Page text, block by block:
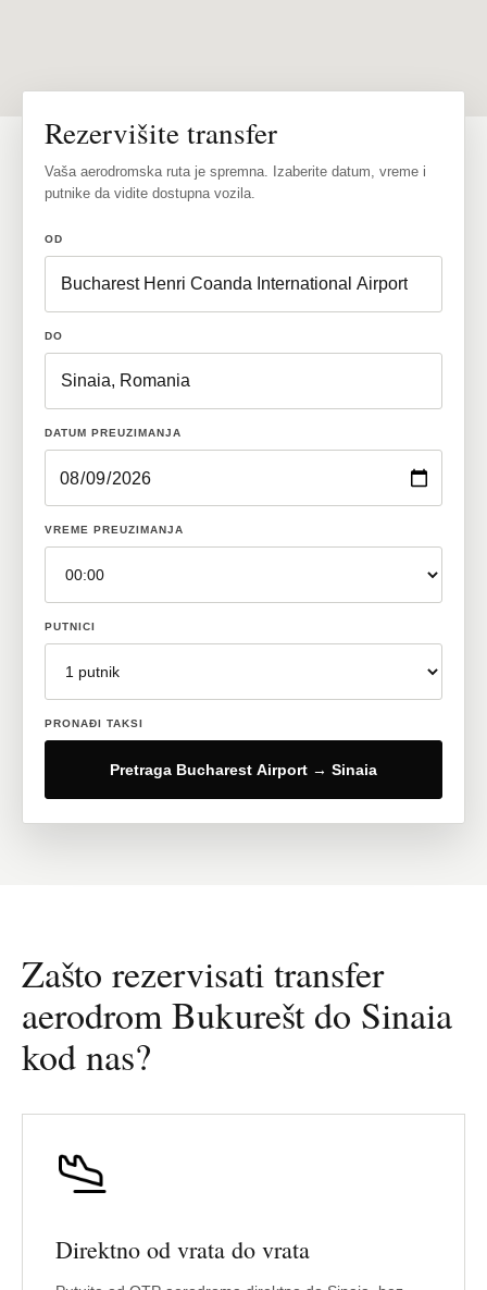
Rezervišite transfer
Vaša aerodromska ruta je spremna. Izaberite datum, vreme i
putnike da vidite dostupna vozila.
OD
DO
DATUM PREUZIMANJA
VREME PREUZIMANJA
PUTNICI
PRONAĐI TAKSI
Pretraga Bucharest Airport → Sinaia
Zašto rezervisati transfer
aerodrom Bukurešt do Sinaia
kod nas?
Direktno od vrata do vrata